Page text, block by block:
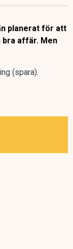
planerat för att
bra affär. Men
(spara).